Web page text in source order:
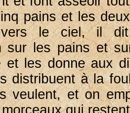
pains et les
le ciel, il
sur les pains et
et les donne aux
distribuent à la
veulent, et on
qui